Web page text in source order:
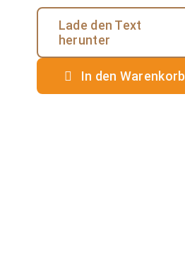
Lade den Text
herunter
In den Warenkorb